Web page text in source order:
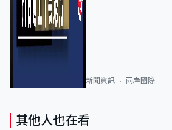
新聞資訊 兩岸國際
其他人也在看